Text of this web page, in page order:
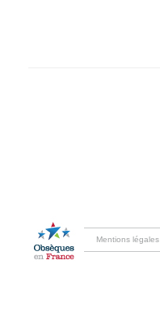
Mentions légales